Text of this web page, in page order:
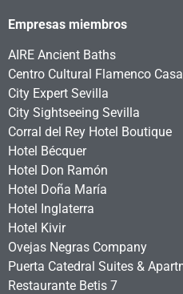
Empresas miembros
AIRE Ancient Baths
Centro Cultural Flamenco
City Expert Sevilla
City Sightseeing Sevilla
Corral del Rey Hotel Boutique
Hotel Bécquer
Hotel Don Ramón
Hotel Doña María
Hotel Inglaterra
Hotel Kivir
Ovejas Negras Company
Puerta Catedral Suites &
Restaurante Betis 7